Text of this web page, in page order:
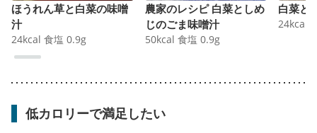
ほうれん草と白菜の味噌
汁
24kcal 食塩 0.9g
農家のレシピ 白菜としめ
じのごま味噌汁
50kcal 食塩 0.9g
白菜と
24kcal
低カロリーで満足したい